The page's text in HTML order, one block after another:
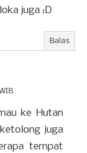
juga :D
Balas
ke Hutan
juga
tempat